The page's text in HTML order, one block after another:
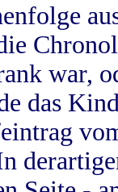
war,
das